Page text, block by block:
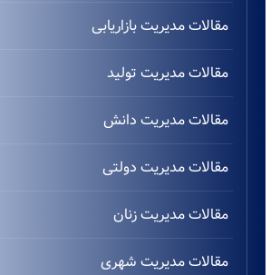
مقالات مدیریت بازاریابی
مقالات مدیریت تولید
مقالات مدیریت دانش
مقالات مدیریت دولتی
مقالات مدیریت زنان
مقالات مدیریت شهری